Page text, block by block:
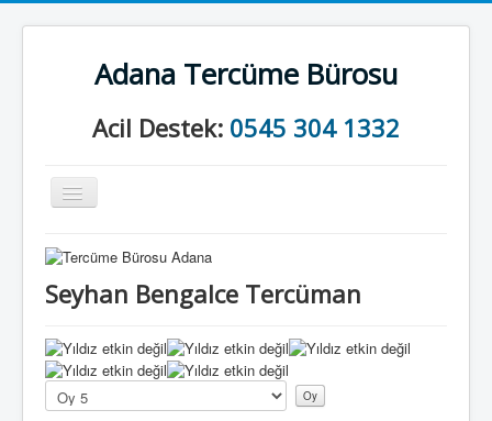
Adana Tercüme Bürosu
Acil Destek: 0545 304 1332
Gezinme
geçişini
Anasayfa
Kurumsal
İletişim
Seyhan Bengalce Tercüman
Lütfen
oylayın